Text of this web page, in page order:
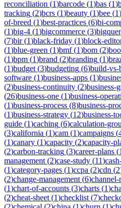
reconciliation (1)barcode (1)bas (1)
tracking (2)bcrs (1)beauty (1)bee (1)
of-breed (1)best-practices (6)bi-
(1)big-4 (1)bigcommerce (3)
(7)bir(1)black-friday (1)block-
(1)blue-green (1)bmf(1)bom (2)
(1)bpm (1)brand (2)branding (1)
(1)budget (3)budgeting (6)build-vs-
software (1)business-apps (1)
(2)business-continuity (2)business-
(26)business-one (1)business-
(1)business-process (8)business-
(1)business-strategy (12)business-
guide (1)caching (6)calculation-
(3)california (1)cam (1)campaigns (
(1)canary (1)capacity (2)capacity-
(2)carbon-tracking (3)career-plans (1
management (2)case-study (11)
(1)category-pages (1)ccpa (2)cdn (2
(2)change-management (6)channel-
(1)chart-of-accounts (3)charts (1)
(2)cheat-sheet (1)checklist (7)